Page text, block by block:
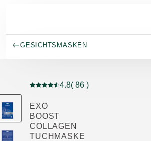
GESICHTSMASKEN
Aktuelle Bewertung: 4.8 von 5
4.8( 86 )
EXO
BOOST
COLLAGEN
TUCHMASKE